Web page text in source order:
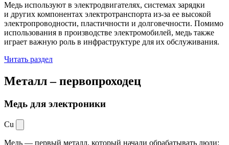
Медь используют в электродвигателях, системах зарядки
и других компонентах электротранспорта из-за ее высокой
электропроводности, пластичности и долговечности. Помимо
использования в производстве электромобилей, медь также
играет важную роль в инфраструктуре для их обслуживания.
Читать раздел
Металл –первопроходец
Медь для электроники
Cu
Медь — первый металл, который начали обрабатывать люди: